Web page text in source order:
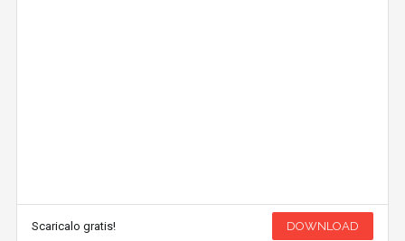
Scaricalo gratis! DOWNLOAD